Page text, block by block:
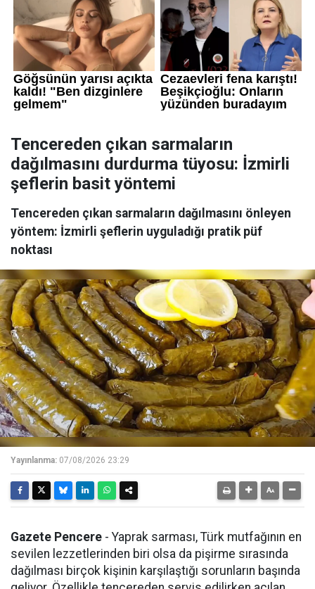
Tencereden çıkan sarmaların
dağılmasını durdurma tüyosu: İzmirli
şeflerin basit yöntemi
Tencereden çıkan sarmaların dağılmasını önleyen
yöntem: İzmirli şeflerin uyguladığı pratik püf
noktası
Yayınlanma: 07/08/2026 23:29
Gazete Pencere - Yaprak sarması, Türk mutfağının en
sevilen lezzetlerinden biri olsa da pişirme sırasında
dağılması birçok kişinin karşılaştığı sorunların başında